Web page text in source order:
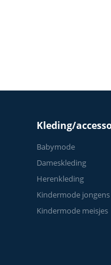
Kleding/
Babymode
Dameskleding
Herenkleding
Kindermode jongens
Kindermode meisjes